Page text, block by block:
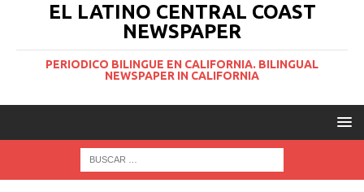
EL LATINO CENTRAL COAST
NEWSPAPER
PERIODICO BILINGUE EN CALIFORNIA. BILINGUAL
NEWSPAPER IN CALIFORNIA